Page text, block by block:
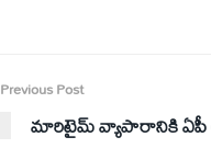
Previous Post
మారిటైమ్ వ్యాపారానికి ఏపీ